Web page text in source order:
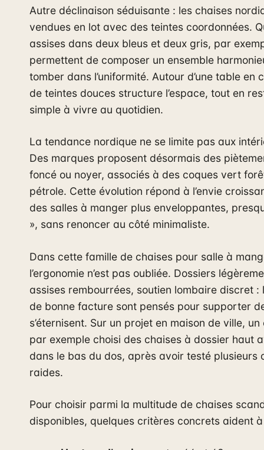
Autre déclinaison séduisante : les chaises
vendues en lot avec des teintes coordonnées.
assises dans deux bleus et deux gris, par
permettent de composer un ensemble
tomber dans l’uniformité. Autour d’une table en
de teintes douces structure l’espace, tout en
simple à vivre au quotidien.
La tendance nordique ne se limite pas aux
Des marques proposent désormais des
foncé ou noyer, associés à des coques vert
pétrole. Cette évolution répond à l’envie
des salles à manger plus enveloppantes,
», sans renoncer au côté minimaliste.
Dans cette famille de chaises pour salle à
l’ergonomie n’est pas oubliée. Dossiers
assises rembourrées, soutien lombaire discret :
de bonne facture sont pensés pour supporter
s’éternisent. Sur un projet en maison de ville,
par exemple choisi des chaises à dossier haut
dans le bas du dos, après avoir testé plusieurs
raides.
Pour choisir parmi la multitude de chaises
disponibles, quelques critères concrets aident